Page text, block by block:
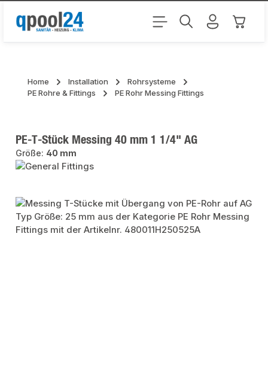
Zum Hauptinhalt springen
Home Installation
Rohrsysteme
PE Rohre & Fittings
PE Rohr Messing Fittings
PE-T-Stück Messing 40 mm 1 1/4" AG
Größe: 40 mm
Bildergalerie überspringen